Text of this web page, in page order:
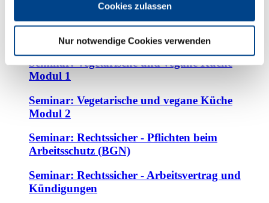
Cookies zulassen
Nur notwendige Cookies verwenden
Seminar: Housekeeping
Seminar: Preiskalkulation
Seminar: Vegetarische und vegane Küche
Modul 1
Seminar: Vegetarische und vegane Küche
Modul 2
Seminar: Rechtssicher - Pflichten beim
Arbeitsschutz (BGN)
Seminar: Rechtssicher - Arbeitsvertrag und
Kündigungen